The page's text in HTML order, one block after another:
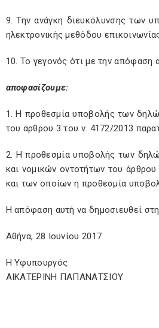
9. Την ανάγκη διευκόλυνσης των
ηλεκτρονικής μεθόδου
10. Το γεγονός ότι με την απόφαση
αποφασίζουμε:
1. Η προθεσμία υποβολής των
του άρθρου 3 του ν. 4172/2013
2. Η προθεσμία υποβολής των
και νομικών οντοτήτων του
και των οποίων η προθεσμία
Η απόφαση αυτή να δημοσιευθεί
Αθήνα, 28 Ιουνίου 2017
Η Υφυπουργός
ΑΙΚΑΤΕΡΙΝΗ ΠΑΠΑΝΑΤΣΙΟΥ